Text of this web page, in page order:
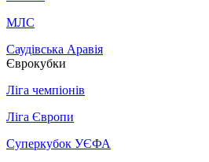
МЛС
Саудівська Аравія
Єврокубки
Ліга чемпіонів
Ліга Європи
Суперкубок УЄФА